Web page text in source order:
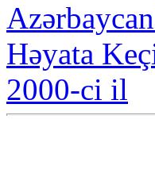
Həyata
2000-ci il